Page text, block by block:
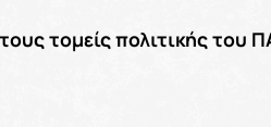
τομείς πολιτικής του